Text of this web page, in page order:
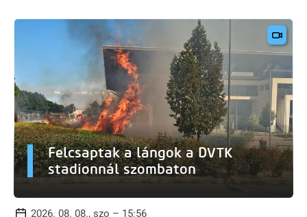
Felcsaptak a lángok a DVTK
stadionnál szombaton
2026. 08. 08., szo – 15:56